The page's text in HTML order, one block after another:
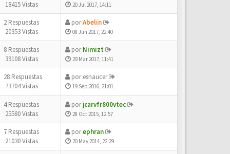
18415 Vistas
20 Jul 2017, 14:11
2 Respuestas
20353 Vistas
porAbelin
08 Jun 2017, 22:40
8 Respuestas
39108 Vistas
porNimizt
29 Mar 2017, 11:41
28 Respuestas
73704 Vistas
poresnaucer
19 Sep 2016, 21:01
4 Respuestas
25580 Vistas
porjcarvfr800vtec
28 Oct 2015, 12:57
7 Respuestas
21030 Vistas
porephran
20 May 2014, 22:29